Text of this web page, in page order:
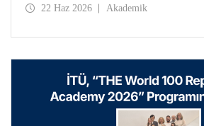
ödülü İtalya’da düzenlenecek PPS-41
22 Haz 2026 Akademik